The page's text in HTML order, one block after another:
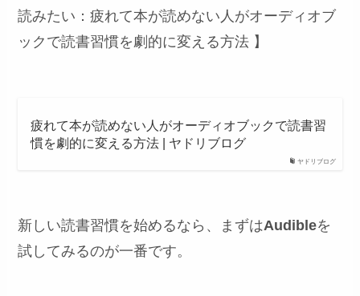
読みたい：疲れて本が読めない人がオーディオブ
ックで読書習慣を劇的に変える方法 】
ヤドリブログ
疲れて本が読めない人がオーディオブックで読書習
慣を劇的に変える方法 | ヤドリブログ
新しい読書習慣を始めるなら、まずはAudibleを
試してみるのが一番です。